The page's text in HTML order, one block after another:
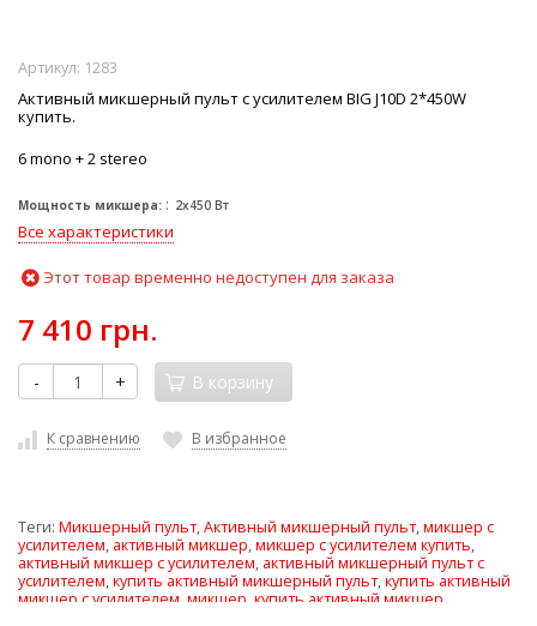
Артикул: 1283
Активный микшерный пульт с усилителем BIG J10D 2*450W
купить.
6 mono + 2 stereo
Мощность микшера: 2х450 Вт
Все характеристики
Этот товар временно недоступен для заказа
7 410 грн.
- + В корзину
К сравнению В избранное
Теги: Микшерный пульт,Активный микшерный пульт,микшер с
усилителем, активный микшер,микшер с усилителем купить,
активный микшер с усилителем, активный микшерный пульт с
усилителем,купить активный микшерный пульт,купить активный
микшер с усилителем микшер купить активный микшер